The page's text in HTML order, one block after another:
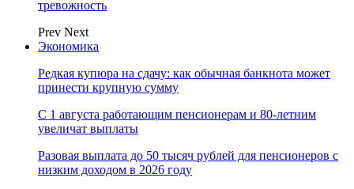
тревожность
Prev Next
Экономика
Редкая купюра на сдачу: как обычная банкнота может
принести крупную сумму
С 1 августа работающим пенсионерам и 80-летним
увеличат выплаты
Разовая выплата до 50 тысяч рублей для пенсионеров с
низким доходом в 2026 году